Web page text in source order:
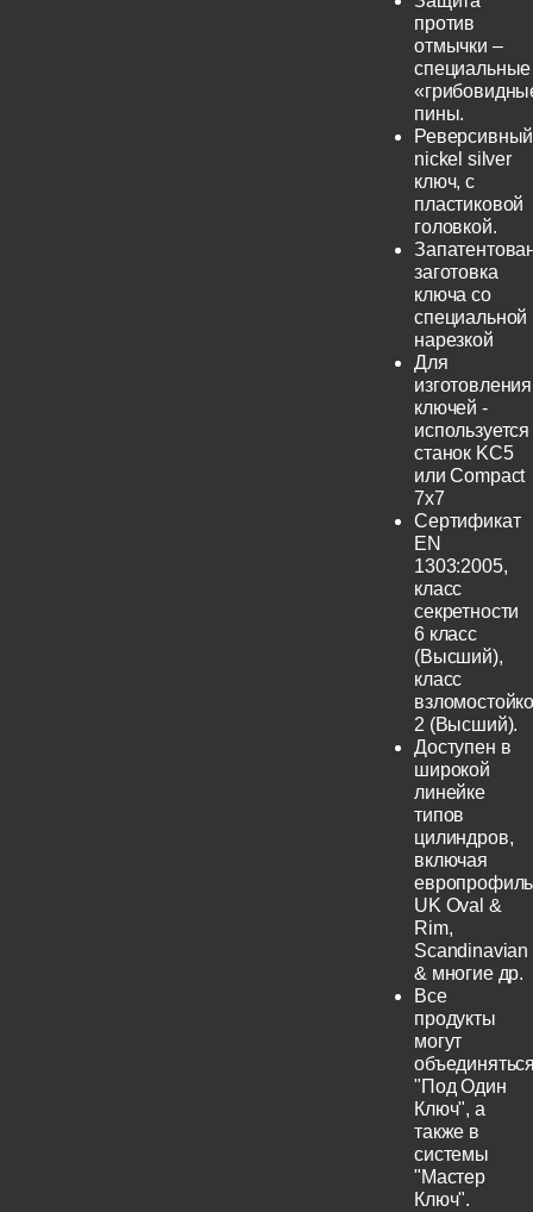
против
отмычки –
специальные
пины.
Реверсивный
nickel silver
ключ, с
пластиковой
головкой.
заготовка
ключа со
специальной
нарезкой
Для
изготовления
ключей -
используется
станок KC5
или Compact
7x7
Сертификат
EN
1303:2005,
класс
секретности
6 класс
(Высший),
класс
2 (Высший).
Доступен в
широкой
линейке
типов
цилиндров,
включая
UK Oval &
Rim,
Scandinavian
& многие др.
Все
продукты
могут
"Под Один
Ключ", а
также в
системы
"Мастер
Ключ".